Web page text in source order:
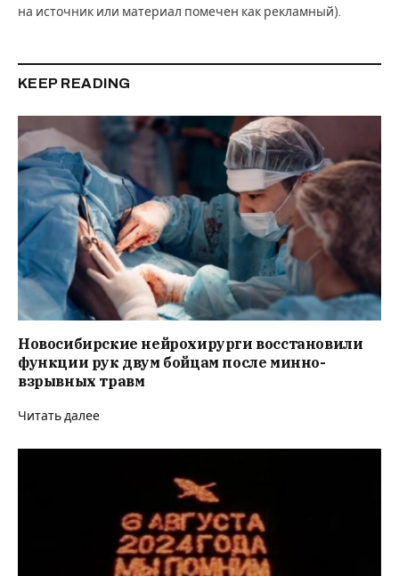
на источник или материал помечен как рекламный).
KEEP READING
Новосибирские нейрохирурги восстановили
функции рук двум бойцам после минно-
взрывных травм
Читать далее